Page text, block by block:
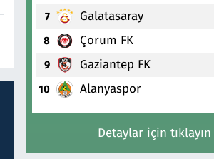
7 Galatasaray
8 Çorum FK
9 Gaziantep FK
10 Alanyaspor
Detaylar için tıklayın